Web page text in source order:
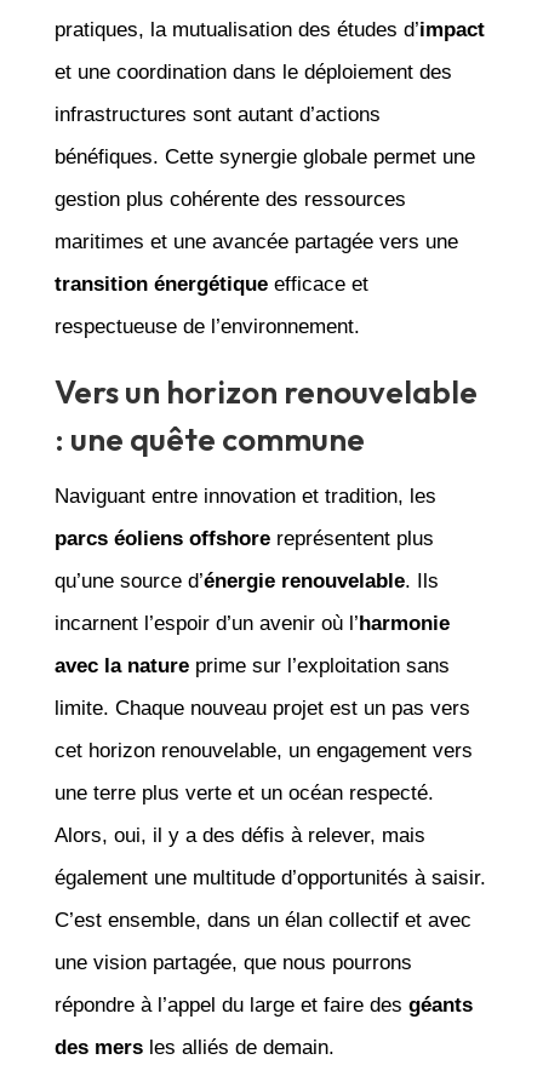
pratiques, la mutualisation des études d’impact
et une coordination dans le déploiement des
infrastructures sont autant d’actions
bénéfiques. Cette synergie globale permet une
gestion plus cohérente des ressources
maritimes et une avancée partagée vers une
transition énergétiqueefficace et
respectueuse de l’environnement.
Vers un horizon renouvelable
: une quête commune
Naviguant entre innovation et tradition, les
parcs éoliens offshorereprésentent plus
qu’une source d’énergie renouvelable. Ils
incarnent l’espoir d’un avenir où l’harmonie
avec la natureprime sur l’exploitation sans
limite. Chaque nouveau projet est un pas vers
cet horizon renouvelable, un engagement vers
une terre plus verte et un océan respecté.
Alors, oui, il y a des défis à relever, mais
également une multitude d’opportunités à saisir.
C’est ensemble, dans un élan collectif et avec
une vision partagée, que nous pourrons
répondre à l’appel du large et faire des géants
des mersles alliés de demain.